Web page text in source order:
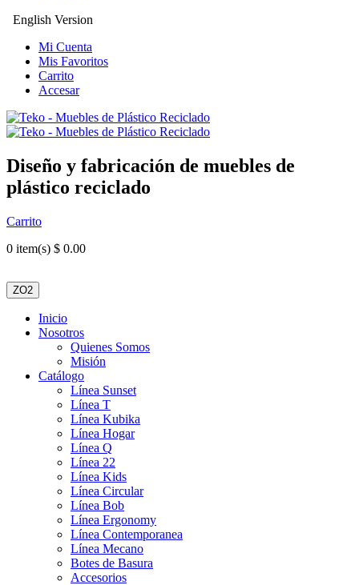
English Version
Mi Cuenta
Mis Favoritos
Carrito
Accesar
Diseño y fabricación de muebles de
plástico reciclado
Carrito
0 item(s) $ 0.00
ZO2
Inicio
Nosotros
Quienes Somos
Misión
Catálogo
Línea Sunset
Línea T
Línea Kubika
Línea Hogar
Línea Q
Línea 22
Línea Kids
Línea Circular
Línea Bob
Línea Ergonomy
Línea Contemporanea
Línea Mecano
Botes de Basura
Accesorios